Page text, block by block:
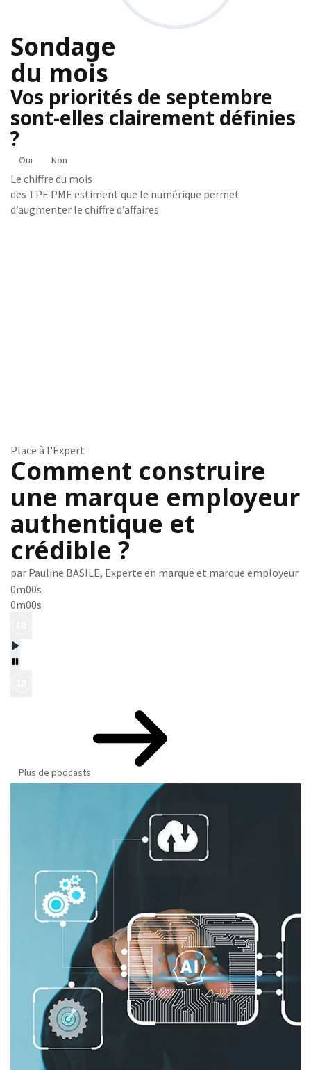
Sondage
du mois
Vos priorités de septembre
sont-elles clairement définies
?
Oui Non
Le chiffre du mois
des TPE PME estiment que le numérique permet
d’augmenter le chiffre d’affaires
Place à l'Expert
Comment construire
une marque employeur
authentique et
crédible ?
par Pauline BASILE, Experte en marque et marque employeur
0m00s
0m00s
Plus de podcasts